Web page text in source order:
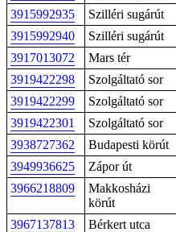
3915992935
Szilléri sugárút
3915992940
Szilléri sugárút
3917013072
Mars tér
3919422298
Szolgáltató sor
3919422299
Szolgáltató sor
3919422301
Szolgáltató sor
3938727362
Budapesti körút
3949936625
Zápor út
3966218809
Makkosházi
körút
3967137813 Bérkert utca